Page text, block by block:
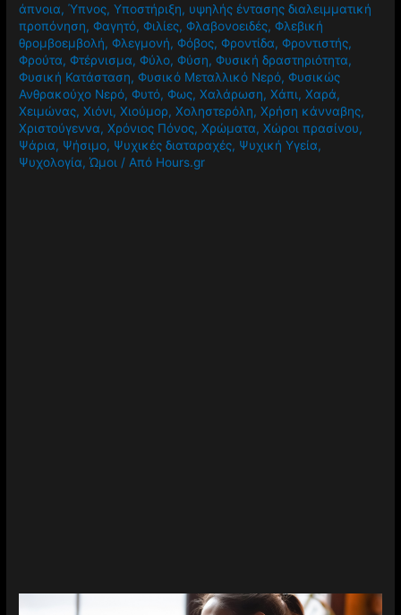
άπνοια,Ύπνος,Υποστήριξη, υψηλής έντασης διαλειμματική
προπόνηση,Φαγητό,Φιλίες,Φλαβονοειδές,Φλεβική
θρομβοεμβολή,Φλεγμονή,Φόβος,Φροντίδα,Φροντιστής,
Φρούτα,Φτέρνισμα,Φύλο,Φύση,Φυσική δραστηριότητα,
Φυσική Κατάσταση,Φυσικό Μεταλλικό Νερό,Φυσικώς
Ανθρακούχο Νερό,Φυτό,Φως,Χαλάρωση,Χάπι,Χαρά,
Χειμώνας,Χιόνι,Χιούμορ,Χοληστερόλη,Χρήση κάνναβης,
Χριστούγεννα,Χρόνιος Πόνος,Χρώματα,Χώροι πρασίνου,
Ψάρια, Ψήσιμο, Ψυχικές διαταραχές, Ψυχική Υγεία,
Ψυχολογία,Ώμοι / Από Hours.gr